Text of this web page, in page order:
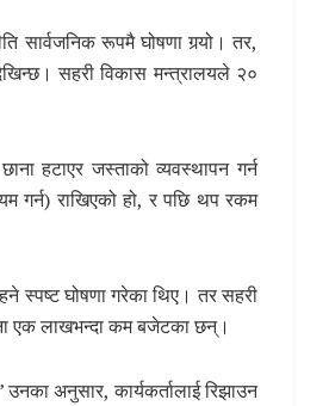
सार्वजनिक रूपमै घोषणा गर्‍यो। तर,
सहरी विकास मन्त्रालयले २०
हटाएर जस्ताको व्यवस्थापन गर्न
गर्न) राखिएको हो, र पछि थप रकम
स्पष्ट घोषणा गरेका थिए। तर सहरी
एक लाखभन्दा कम बजेटका छन्।
अनुसार, कार्यकर्तालाई रिझाउन